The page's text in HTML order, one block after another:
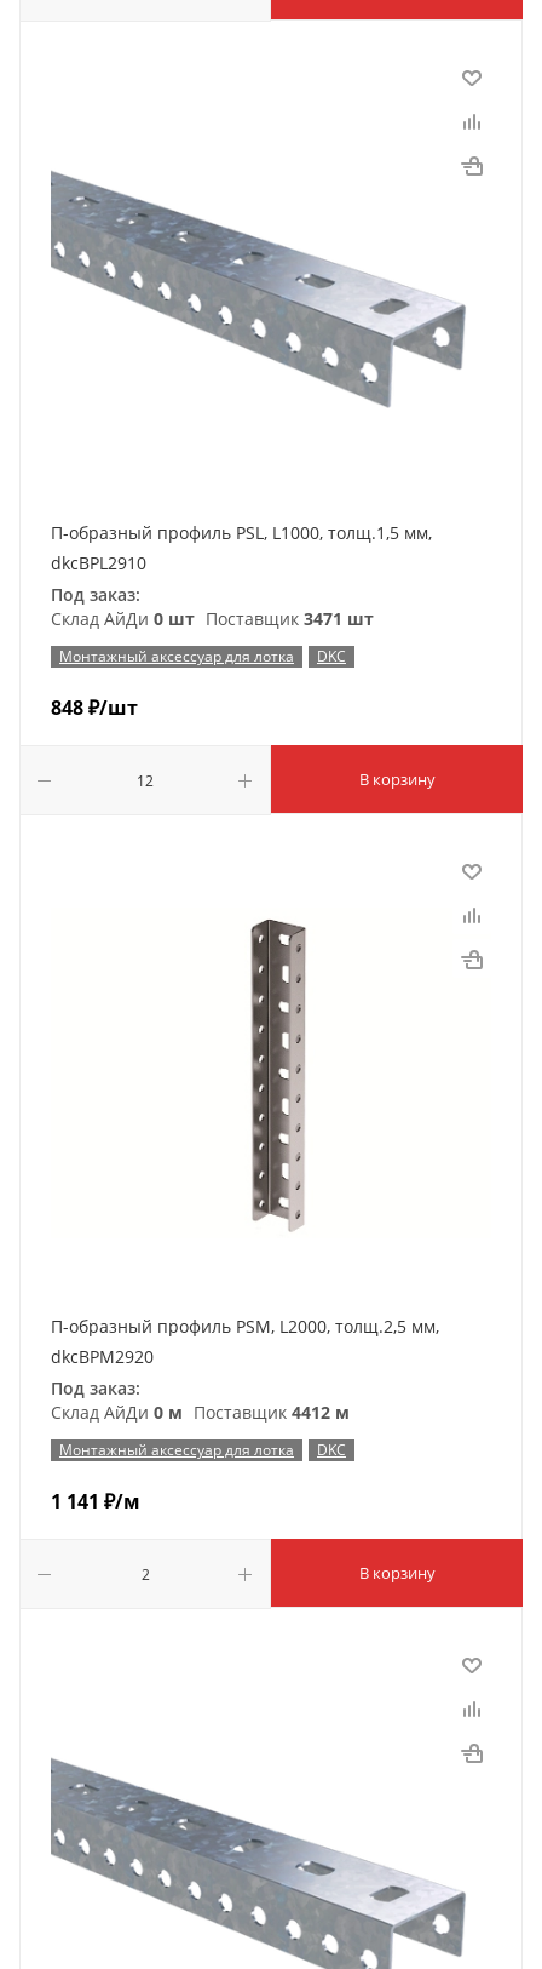
П-образный профиль PSL, L1000, толщ.1,5 мм,
dkcBPL2910
Под заказ:
Склад АйДи 0 шт Поставщик 3471 шт
Монтажный аксессуар для лотка DKC
848₽/шт
В корзину
П-образный профиль PSM, L2000, толщ.2,5 мм,
dkcBPM2920
Под заказ:
Склад АйДи 0 м Поставщик 4412 м
Монтажный аксессуар для лотка DKC
1 141 ₽/м
В корзину